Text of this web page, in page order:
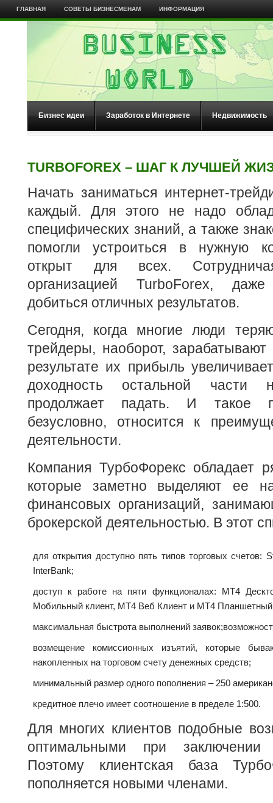
ГЛАВНАЯ СОВЕТЫ БИЗНЕСМЕНАМ ИНФОРМАЦИЯ
Бизнес идеи Заработок в Интернете Недвижимость
TURBOFOREX – ШАГ К ЛУЧШЕЙ
Начать заниматься интернет-
каждый. Для этого не надо
специфических знаний, а также
помогли устроиться в нужную
открыт для всех.
организацией TurboForex,
добиться отличных результатов.
Сегодня, когда многие люди
трейдеры, наоборот,
результате их прибыль
доходность остальной части
продолжает падать. И такое
безусловно, относится к
деятельности.
Компания ТурбоФорекс обладает
которые заметно выделяют ее
финансовых организаций,
брокерской деятельностью. В этот
для открытия доступно пять типов торговых счетов:
InterBank;
доступ к работе на пяти функционалах: MT4
Мобильный клиент, MT4 Веб Клиент и MT4 Планшетный
максимальная быстрота выполнений заявок;
возмещение комиссионных изъятий, которые
накопленных на торговом счету денежных средств;
минимальный размер одного пополнения – 250
кредитное плечо имеет соотношение в пределе 1:500.
Для многих клиентов подобные
оптимальными при заключении
Поэтому клиентская база
пополняется новыми членами.